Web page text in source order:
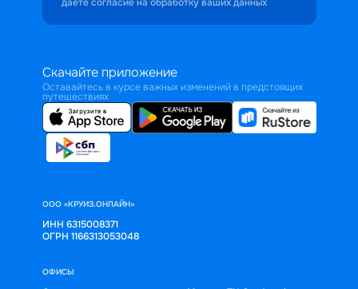
Скачайте приложение
Оставайтесь в курсе важных изменений в предстоящих
путешествиях
ООО «КРУИЗ.ОНЛАЙН»
ИНН 6315008371
ОГРН 1166313053048
ОФИСЫ